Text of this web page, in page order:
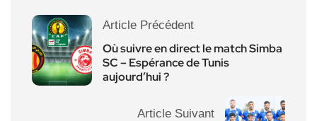
Article Précédent
Où suivre en direct le match Simba
SC – Espérance de Tunis
aujourd’hui ?
Article Suivant